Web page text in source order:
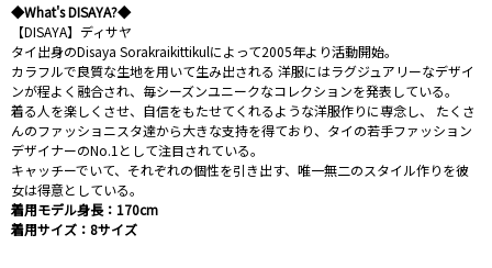
◆What's DISAYA?◆
【DISAYA】ディサヤ
タイ出身のDisaya Sorakraikittikulによって2005年より活動開始。
カラフルで良質な生地を用いて生み出される 洋服にはラグジュアリーなデザイ
ンが程よく融合され、毎シーズンユニークなコレクションを発表している。
着る人を楽しくさせ、自信をもたせてくれるような洋服作りに専念し、 たくさ
んのファッショニスタ達から大きな支持を得ており、タイの若手ファッション
デザイナーのNo.1として注目されている。
キャッチーでいて、それぞれの個性を引き出す、唯一無二のスタイル作りを彼
女は得意としている。
着用モデル身長：170cm
着用サイズ：8サイズ